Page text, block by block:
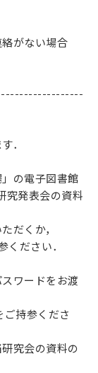
がない場合
．
の電子図書館
究発表会の資料
だくか，
ください．
ワードをお渡
ご持参くださ
究会の資料の